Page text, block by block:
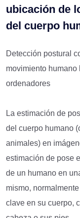
ubicación de
del cuerpo
Detección postural
movimiento
ordenadores
La estimación de
del cuerpo humano
animales) en
estimación de pose
de un humano en
mismo,
clave en su cuerpo,